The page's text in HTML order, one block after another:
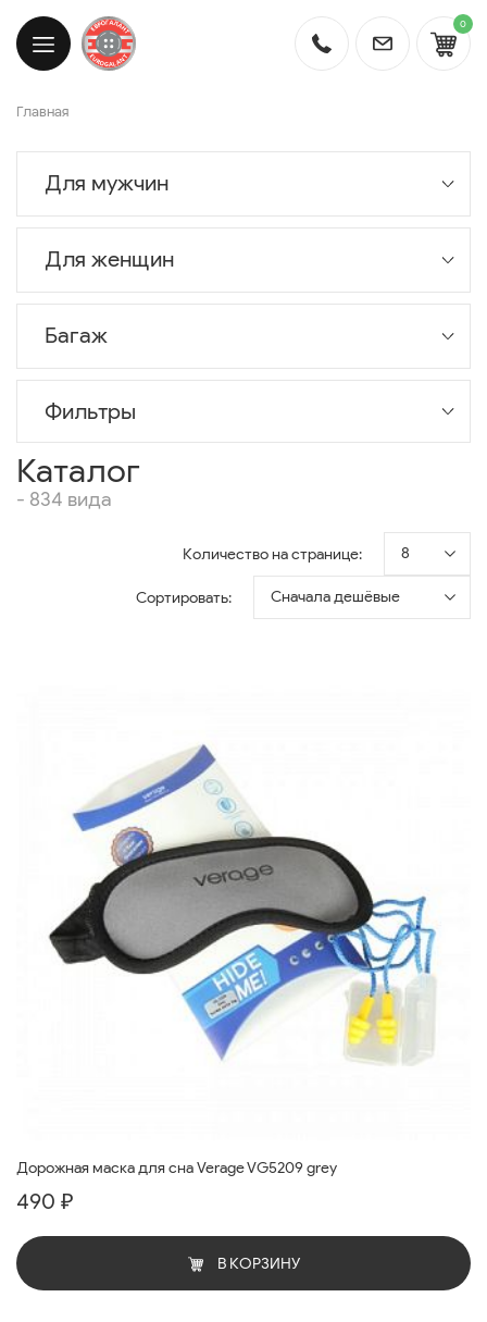
0
Главная
Для мужчин
Для женщин
Багаж
Фильтры
Каталог
- 834 вида
Количество на странице: 8
Сортировать: Сначала дешёвые
Дорожная маска для сна Verage VG5209 grey
490 ₽
В КОРЗИНУ